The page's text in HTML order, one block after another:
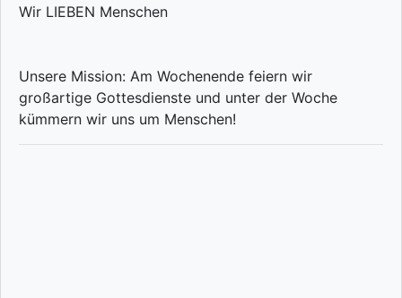
Wir LIEBEN Menschen
Unsere Mission: Am Wochenende feiern wir
großartige Gottesdienste und unter der Woche
kümmern wir uns um Menschen!